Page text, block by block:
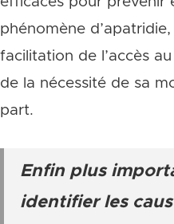
phénomène
facilitation de l’accès
de la nécessité de sa
part.
Enfin plus
identifier les